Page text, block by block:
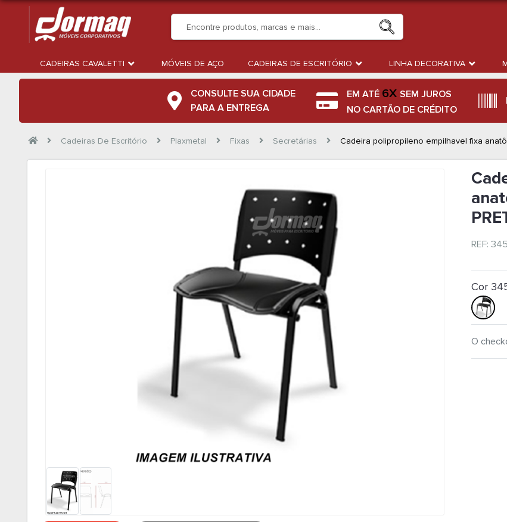
CADEIRAS CAVALETTI MÓVEIS DE AÇO CADEIRAS DE ESCRITÓRIO LINHA DECORATIVA
CONSULTE SUA CIDADE
PARA A ENTREGA
EM ATÉ 6X SEM JUROS
NO CARTÃO DE CRÉDITO
Cadeiras De Escritório Plaxmetal Fixas Secretárias Cadeira polipropileno empilhavel fixa
REF:
Cor
O